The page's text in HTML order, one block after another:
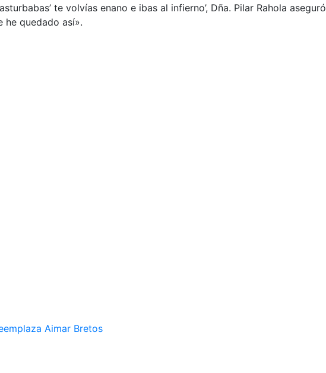
te volvías enano e ibas al infierno’, Dña. Pilar Rahola aseguró
he quedado así».
Aimar Bretos